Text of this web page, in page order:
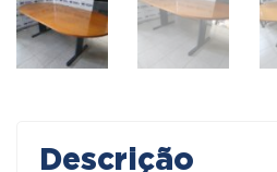
Descrição